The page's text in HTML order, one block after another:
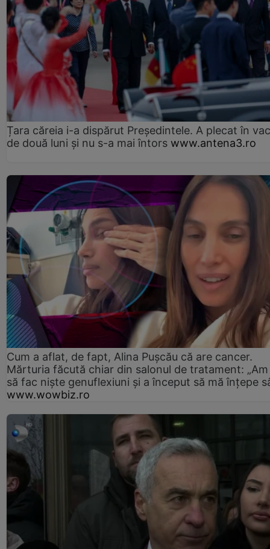
Țara căreia i-a dispărut Președintele. A plecat în
de două luni și nu s-a mai întors www.antena3.ro
Cum a aflat, de fapt, Alina Pușcău că are cancer.
Mărturia făcută chiar din salonul de tratament:
să fac niște genuflexiuni și a început să mă înțepe
www.wowbiz.ro